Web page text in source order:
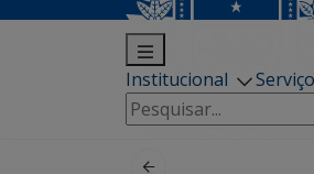
Institucional
Pesquisar
por: